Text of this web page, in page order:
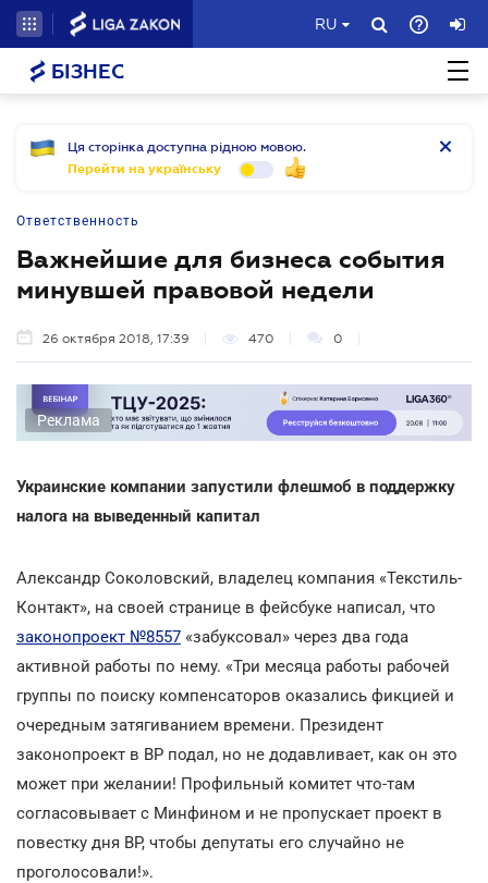
RU
БІЗНЕС
Ця сторінка доступна рідною мовою.
Перейти на українську
Ответственность
Важнейшие для бизнеса события
минувшей правовой недели
26 октября 2018, 17:39 470 0
Реклама
Украинские компании запустили флешмоб в поддержку
налога на выведенный капитал
Александр Соколовский, владелец компания «Текстиль-
Контакт», на своей странице в фейсбуке написал, что
законопроект №8557 «забуксовал» через два года
активной работы по нему. «Три месяца работы рабочей
группы по поиску компенсаторов оказались фикцией и
очередным затягиванием времени. Президент
законопроект в ВР подал, но не додавливает, как он это
может при желании! Профильный комитет что-там
согласовывает с Минфином и не пропускает проект в
повестку дня ВР, чтобы депутаты его случайно не
проголосовали!».